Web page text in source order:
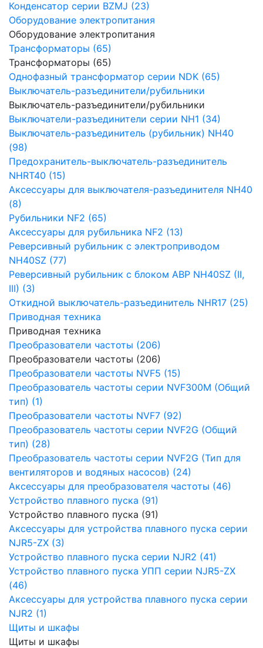
Конденсатор серии BZMJ (23)
Оборудование электропитания
Оборудование электропитания
Трансформаторы (65)
Трансформаторы (65)
Однофазный трансформатор серии NDK (65)
Выключатель-разъединители/рубильники
Выключатель-разъединители/рубильники
Выключатели-разъединители серии NH1 (34)
Выключатель-разъединитель (рубильник) NH40
(98)
Предохранитель-выключатель-разъединитель
NHRT40 (15)
Аксессуары для выключателя-разъединителя NH40
(8)
Рубильники NF2 (65)
Аксессуары для рубильника NF2 (13)
Реверсивный рубильник с электроприводом
NH40SZ (77)
Реверсивный рубильник с блоком АВР NH40SZ (II,
III) (3)
Откидной выключатель-разъединитель NHR17 (25)
Приводная техника
Приводная техника
Преобразователи частоты (206)
Преобразователи частоты (206)
Преобразователи частоты NVF5 (15)
Преобразователь частоты серии NVF300M (Общий
тип) (1)
Преобразователи частоты NVF7 (92)
Преобразователь частоты серии NVF2G (Общий
тип) (28)
Преобразователь частоты серии NVF2G (Тип для
вентиляторов и водяных насосов) (24)
Аксессуары для преобразователя частоты (46)
Устройство плавного пуска (91)
Устройство плавного пуска (91)
Аксессуары для устройства плавного пуска серии
NJR5-ZX (3)
Устройство плавного пуска серии NJR2 (41)
Устройство плавного пуска УПП серии NJR5-ZX
(46)
Аксессуары для устройства плавного пуска серии
NJR2 (1)
Щиты и шкафы
Щиты и шкафы